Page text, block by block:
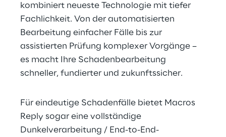
kombiniert neueste Technologie mit tiefer
Fachlichkeit. Von der automatisierten
Bearbeitung einfacher Fälle bis zur
assistierten Prüfung komplexer Vorgänge –
es macht Ihre Schadenbearbeitung
schneller, fundierter und zukunftssicher.
Für eindeutige Schadenfälle bietet Macros
Reply sogar eine vollständige
Dunkelverarbeitung / End-to-End-